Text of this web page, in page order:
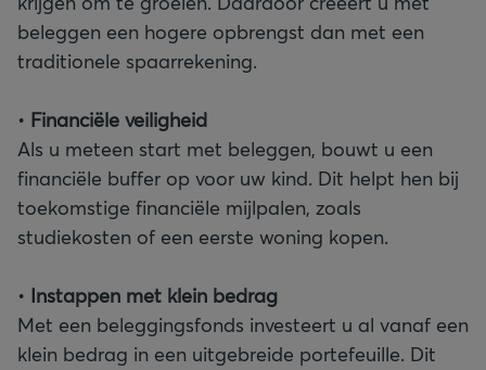
beleggen een hogere opbrengst dan met een
traditionele spaarrekening.
• Financiële veiligheid
Als u meteen start met beleggen, bouwt u een
financiële buffer op voor uw kind. Dit helpt hen bij
toekomstige financiële mijlpalen, zoals
studiekosten of een eerste woning kopen.
• Instappen met klein bedrag
Met een beleggingsfonds investeert u al vanaf een
klein bedrag in een uitgebreide portefeuille. Dit